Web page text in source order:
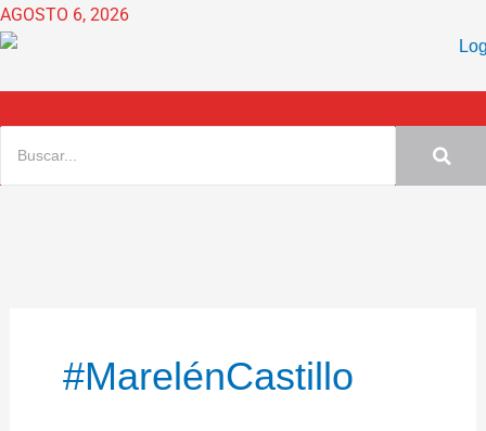
Ir
al
AGOSTO 6, 2026
#MarelénCastillo